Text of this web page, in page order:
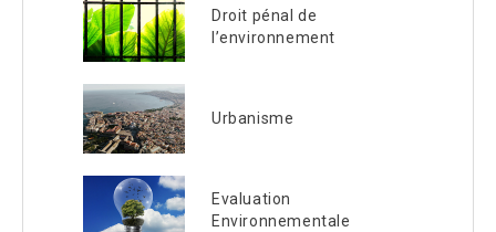
Droit pénal de
l’environnement
Urbanisme
Evaluation
Environnementale